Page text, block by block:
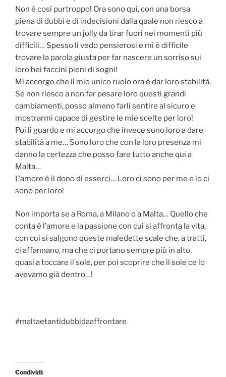
Non è così purtroppo! Ora sono qui, con una borsa
piena di dubbi e di indecisioni dalla quale non riesco a
trovare sempre un jolly da tirar fuori nei momenti più
difficili… Spesso li vedo pensierosi e mi è difficile
trovare la parola giusta per far nascere un sorriso sui
loro bei faccini pieni di sogni!
Mi accorgo che il mio unico ruolo ora è dar loro stabilità.
Se non riesco a non far pesare loro questi grandi
cambiamenti, posso almeno farli sentire al sicuro e
mostrarmi capace di gestire le mie scelte per loro!
Poi li guardo e mi accorgo che invece sono loro a dare
stabilità a me… Sono loro che con la loro presenza mi
danno la certezza che posso fare tutto anche qui a
Malta…
L’amore è il dono di esserci… Loro ci sono per me e io ci
sono per loro!
Non importa se a Roma, a Milano o a Malta… Quello che
conta è l’amore e la passione con cui si affronta la vita,
con cui si salgono queste maledette scale che, a tratti,
ci affannano, ma che ci portano sempre più in alto,
quasi a toccare il sole, per poi scoprire che il sole ce lo
avevamo già dentro…!
#maltaetantidubbidaaffrontare
Condividi: